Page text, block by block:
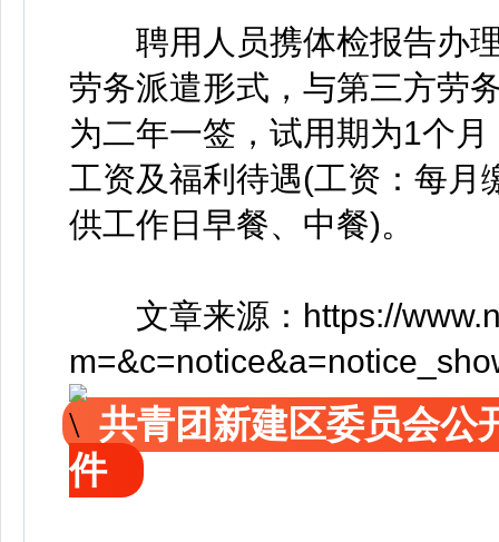
聘用人员携体检报告办理
劳务派遣形式，与第三方劳
为二年一签，试用期为1个
工资及福利待遇(工资：每月
供工作日早餐、中餐)。
文章来源：https://
共青团新建区委员会公
件